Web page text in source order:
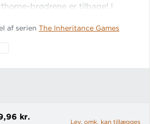
brødrene er tilbage! I
Games-serien endelig det,
af serien The Inheritance Games
kr.
Lev. omk. kan tillægges